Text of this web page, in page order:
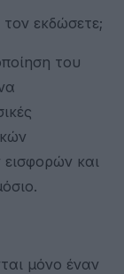
εκδώσετε;
του
και
μόνο έναν